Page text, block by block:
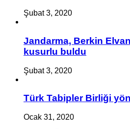
Şubat 3, 2020
Jandarma, Berkin
kusurlu buldu
Şubat 3, 2020
Türk Tabipler Birliği
Ocak 31, 2020